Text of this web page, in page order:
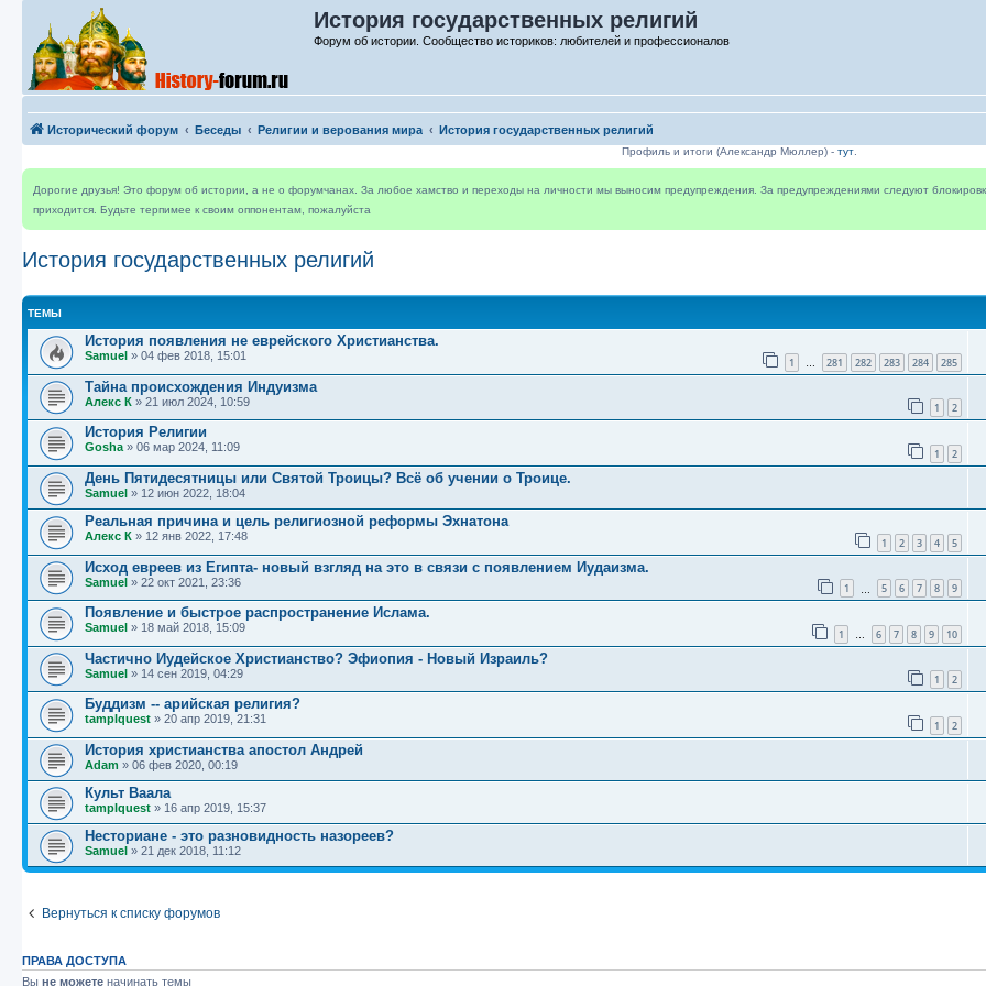
История государственных религий
Форум об истории. Сообщество историков: любителей и профессионалов
Исторический форум Беседы Религии и верования мира История государственных религий
Профиль и итоги (Александр Мюллер) - тут
Дорогие друзья! Это форум об истории, а не о форумчанах. За любое хамство и переходы на личности мы выносим предупреждения. За предупреждениями следуют
приходится. Будьте терпимее к своим оппонентам, пожалуйста
История государственных религий
ТЕМЫ
История появления не еврейского Христианства.
Samuel » 04 фев 2018, 15:01 1 … 281 282 283 284 285
Тайна происхождения Индуизма
Алекс К » 21 июл 2024, 10:59 1 2
История Религии
Gosha » 06 мар 2024, 11:09 1 2
День Пятидесятницы или Святой Троицы? Всё об учении о Троице.
Samuel » 12 июн 2022, 18:04
Реальная причина и цель религиозной реформы Эхнатона
Алекс К » 12 янв 2022, 17:48 1 2 3 4 5
Исход евреев из Египта- новый взгляд на это в связи с появлением Иудаизма.
Samuel » 22 окт 2021, 23:36 1 5 6 7 8 9
Появление и быстрое распространение Ислама.
Samuel » 18 май 2018, 15:09 1 … 6 7 8 9 10
Частично Иудейское Христианство? Эфиопия - Новый Израиль?
Samuel » 14 сен 2019, 04:29 1 2
Буддизм -- арийская религия?
tamplquest » 20 апр 2019, 21:31 1 2
История христианства апостол Андрей
Adam » 06 фев 2020, 00:19
Культ Ваала
tamplquest » 16 апр 2019, 15:37
Несториане - это разновидность назореев?
Samuel » 21 дек 2018, 11:12
Вернуться к списку форумов
ПРАВА ДОСТУПА
Вы не можете начинать темы